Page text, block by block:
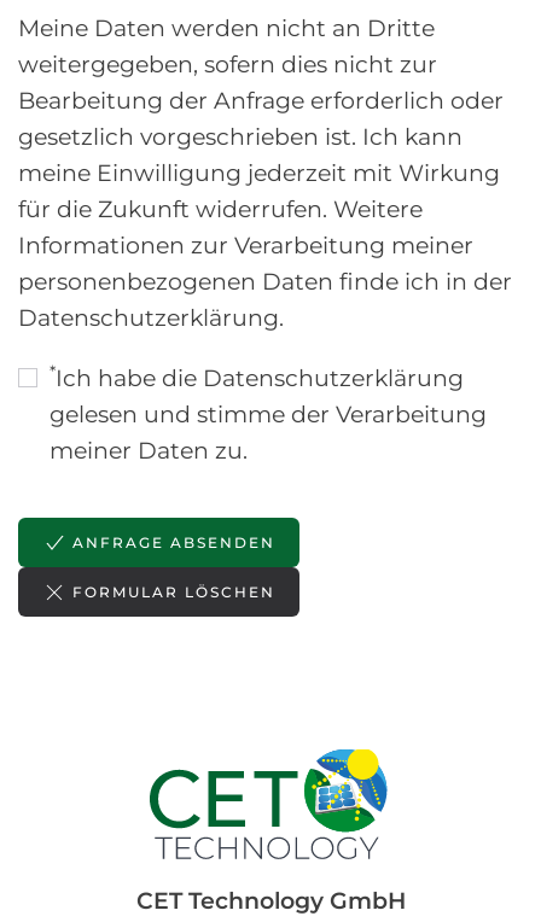
Meine Daten werden nicht an Dritte
weitergegeben, sofern dies nicht zur
Bearbeitung der Anfrage erforderlich oder
gesetzlich vorgeschrieben ist. Ich kann
meine Einwilligung jederzeit mit Wirkung
für die Zukunft widerrufen. Weitere
Informationen zur Verarbeitung meiner
personenbezogenen Daten finde ich in der
Datenschutzerklärung.
*Ich habe die Datenschutzerklärung
gelesen und stimme der Verarbeitung
meiner Daten zu.
ANFRAGE ABSENDEN
FORMULAR LÖSCHEN
CET Technology GmbH